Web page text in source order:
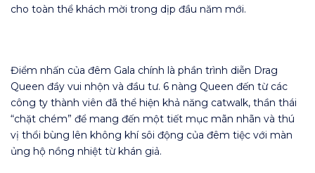
cho toàn thể khách mời trong dịp đầu năm mới.
Điểm nhấn của đêm Gala chính là phần trình diễn Drag
Queen đầy vui nhộn và đầu tư. 6 nàng Queen đến từ các
công ty thành viên đã thể hiện khả năng catwalk, thần thái
“chặt chém” để mang đến một tiết mục mãn nhãn và thú
vị thổi bùng lên không khí sôi động của đêm tiệc với màn
ủng hộ nồng nhiệt từ khán giả.